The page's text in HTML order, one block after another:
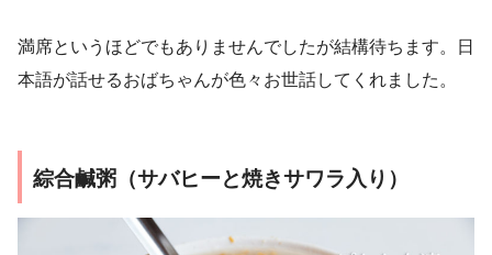
満席というほどでもありませんでしたが結構待ちます。日
本語が話せるおばちゃんが色々お世話してくれました。
綜合鹹粥（サバヒーと焼きサワラ入り）